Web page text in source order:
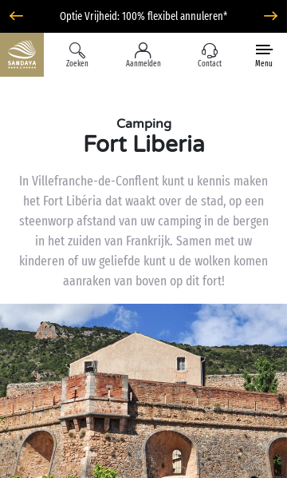
Optie Vrijheid: 100% flexibel annuleren*
Zoeken Aanmelden Contact Menu
Camping
Fort Liberia
In Villefranche-de-Conflent kunt u kennis maken
het Fort Libéria dat waakt over de stad, op een
steenworp afstand van uw camping in de bergen
in het zuiden van Frankrijk. Samen met uw
kinderen of uw geliefde kunt u de wolken komen
aanraken van boven op dit fort!